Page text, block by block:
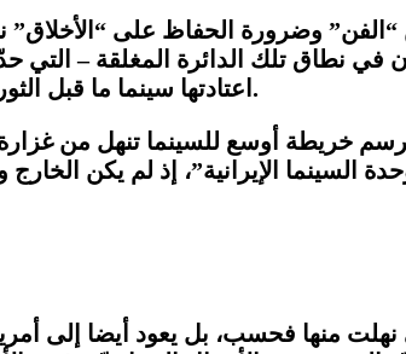
نطاق تلك الدائرة المغلقة – التي
اعتادتها سينما ما قبل الثورة الإسلامية من أجل رسم هويّتها وإيجاد مجالات أخصبَ.
خريطة أوسع للسينما تنهل من
السينما الإيرانية”، إذ لم يكن
نهلت منها فحسب، بل يعود أيضا إلى